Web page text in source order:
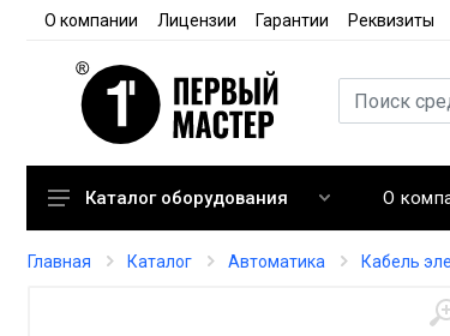
О компании Лицензии Гарантии Реквизиты
Кондиционирование
Каталог оборудования О
Главная Каталог Автоматика Кабель